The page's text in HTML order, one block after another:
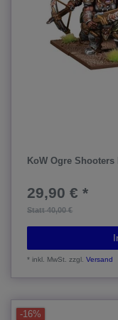
KoW Ogre Shooters
Statt 40,00 €
29,90 € *
*inkl. MwSt. zzgl.Versand
-16%